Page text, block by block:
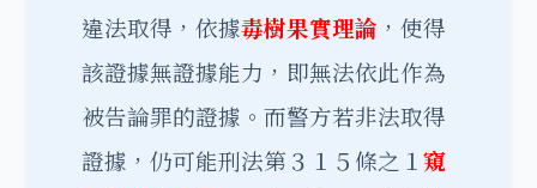
違法取得，依據毒樹果實理論 ，使得
該證據無證據能力，即無法依此作為
被告論罪的證據。而警方若非法取得
證據，仍可能刑法第３１５條之１ 窺